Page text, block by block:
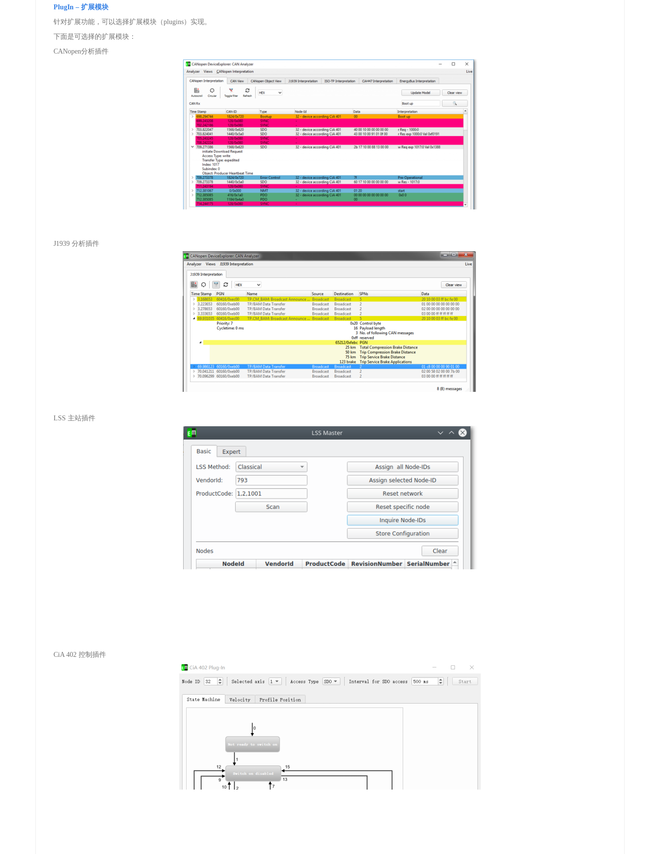
PlugIn – 扩展模块
针对扩展功能，可以选择扩展模块（plugins）实现。
下面是可选择的扩展模块：
CANopen分析插件
J1939 分析插件
LSS 主站插件
CiA 402 控制插件